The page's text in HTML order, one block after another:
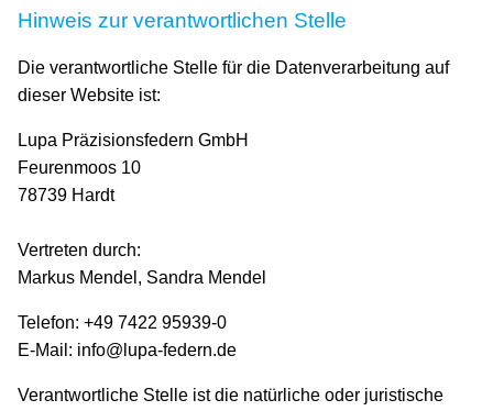
Hinweis zur verantwortlichen Stelle
Die verantwortliche Stelle für die Datenverarbeitung auf
dieser Website ist:
Lupa Präzisionsfedern GmbH
Feurenmoos 10
78739 Hardt
Vertreten durch:
Markus Mendel, Sandra Mendel
Telefon: +49 7422 95939-0
E-Mail: info@lupa-federn.de
Verantwortliche Stelle ist die natürliche oder juristische